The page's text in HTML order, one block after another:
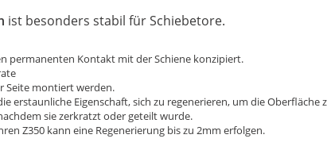
ist besonders stabil für Schiebetore.
permanenten Kontakt mit der Schiene konzipiert.
Seite montiert werden.
erstaunliche Eigenschaft, sich zu regenerieren, um die
sie zerkratzt oder geteilt wurde.
Z350 kann eine Regenerierung bis zu 2mm erfolgen.